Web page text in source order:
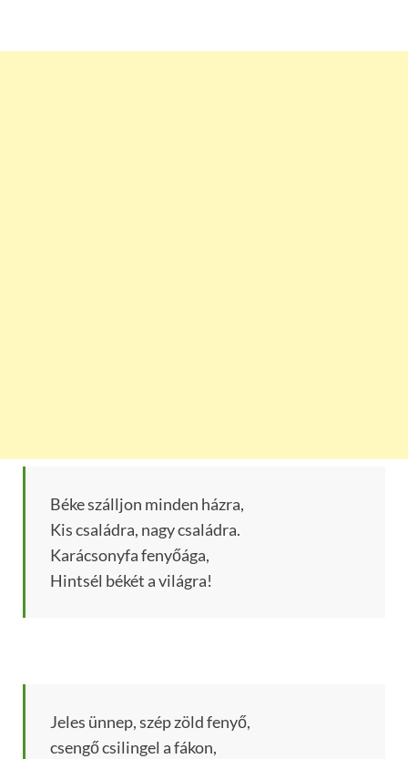
Béke szálljon minden házra,
Kis családra, nagy családra.
Karácsonyfa fenyőága,
Hintsél békét a világra!
Jeles ünnep, szép zöld fenyő,
csengő csilingel a fákon,